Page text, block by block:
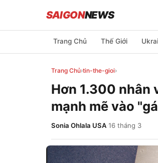
SAIGONNEWS
Trang Chủ Thế Giới
Trang Chủ›tin-the-gioi›
Hơn 1.300 nhân
mạnh mẽ vào
Sonia Ohlala USA·16 tháng 3